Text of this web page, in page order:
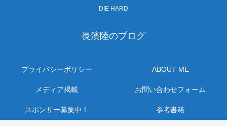
DIE HARD
長濱陸のブログ
プライバシーポリシー ABOUT ME
メディア掲載 お問い合わせフォーム
スポンサー募集中！ 参考書籍